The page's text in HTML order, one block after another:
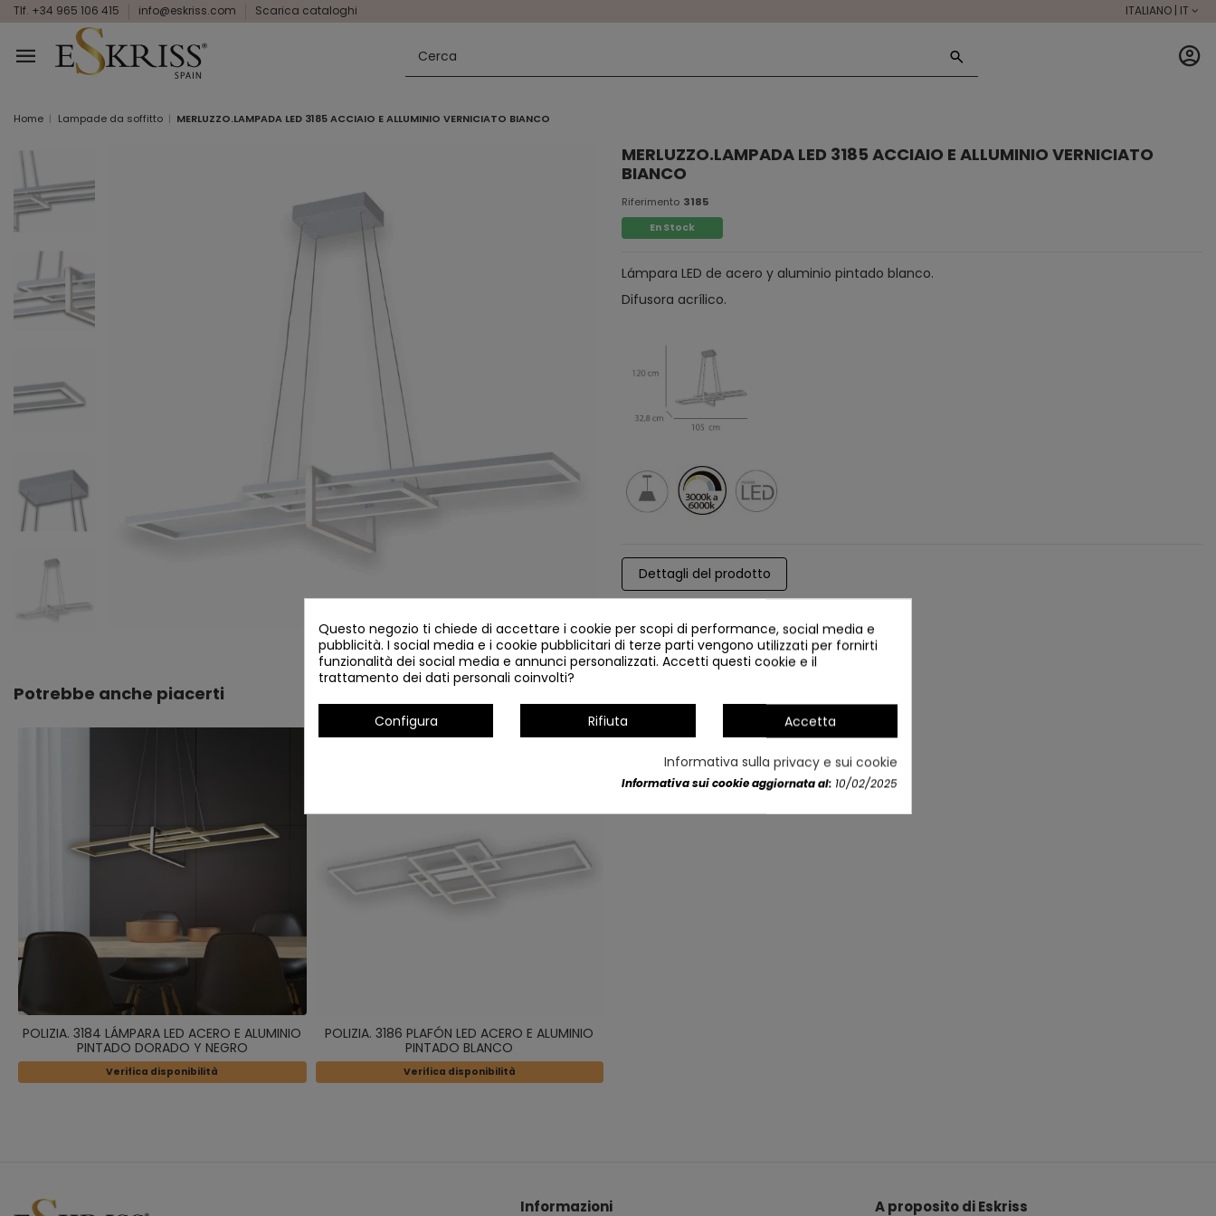
Tlf. +34 965 106 415 info@eskriss.com Scarica cataloghi ITALIANO | IT
Home Lampade da soffitto MERLUZZO.LAMPADA LED 3185 ACCIAIO E ALLUMINIO VERNICIATO BIANCO
MERLUZZO.LAMPADA LED 3185 ACCIAIO E ALLUMINIO VERNICIATO
BIANCO
Riferimento 3185
En Stock
Lámpara LED de acero y aluminio pintado blanco.
Difusora acrílico.
Dettagli del prodotto
Potrebbe anche piacerti
POLIZIA. 3184 LÁMPARA LED ACERO E ALUMINIO
PINTADO DORADO Y NEGRO
Verifica disponibilità
POLIZIA. 3186 PLAFÓN LED ACERO E ALUMINIO
PINTADO BLANCO
Verifica disponibilità
Informazioni A proposito di Eskriss
Questo negozio ti chiede di accettare i cookie per scopi di performance, social media e
pubblicità. I social media e i cookie pubblicitari di terze parti vengono utilizzati per fornirti
funzionalità dei social media e annunci personalizzati. Accetti questi cookie e il
trattamento dei dati personali coinvolti?
Configura Rifiuta Accetta
Informativa sulla privacy e sui cookie
Informativa sui cookie aggiornata al: 10/02/2025